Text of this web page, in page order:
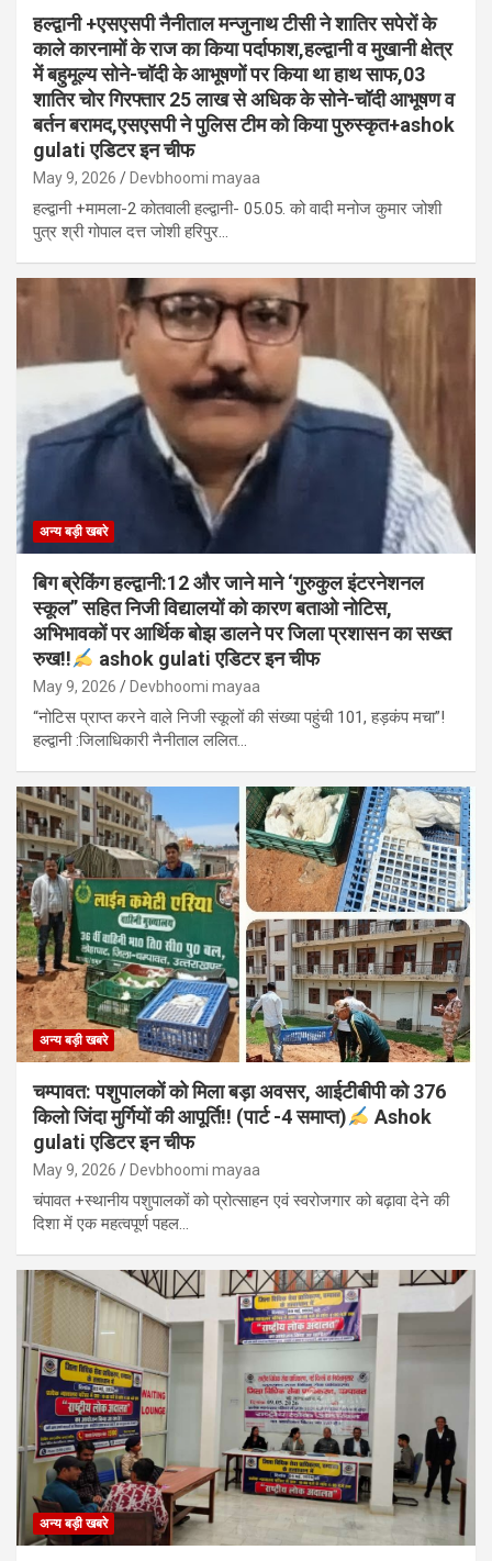
हल्द्वानी +एसएसपी नैनीताल मन्जुनाथ टीसी ने शातिर सपेरों के
काले कारनामों के राज का किया पर्दाफाश,हल्द्वानी व मुखानी क्षेत्र
में बहुमूल्य सोने-चॉदी के आभूषणों पर किया था हाथ साफ,03
शातिर चोर गिरफ्तार 25 लाख से अधिक के सोने-चॉदी आभूषण व
बर्तन बरामद,एसएसपी ने पुलिस टीम को किया पुरुस्कृत+ashok
gulati एडिटर इन चीफ
May 9, 2026 Devbhoomi mayaa
हल्द्वानी +मामला-2 कोतवाली हल्द्वानी- 05.05. को वादी मनोज कुमार जोशी
पुत्र श्री गोपाल दत्त जोशी हरिपुर…
अन्य बड़ी खबरे
बिग ब्रेकिंग हल्द्वानी:12 और जाने माने ‘गुरुकुल इंटरनेशनल
स्कूल” सहित निजी विद्यालयों को कारण बताओ नोटिस,
अभिभावकों पर आर्थिक बोझ डालने पर जिला प्रशासन का सख्त
रुख!!
ashok gulati एडिटर इन चीफ
May 9, 2026 Devbhoomi mayaa
“नोटिस प्राप्त करने वाले निजी स्कूलों की संख्या पहुंची 101, हड़कंप मचा”!
हल्द्वानी :जिलाधिकारी नैनीताल ललित…
अन्य बड़ी खबरे
चम्पावत: पशुपालकों को मिला बड़ा अवसर, आईटीबीपी को 376
किलो जिंदा मुर्गियों की आपूर्ति!! (पार्ट -4 समाप्त)
Ashok
gulati एडिटर इन चीफ
May 9, 2026 Devbhoomi mayaa
चंपावत +स्थानीय पशुपालकों को प्रोत्साहन एवं स्वरोजगार को बढ़ावा देने की
दिशा में एक महत्वपूर्ण पहल…
अन्य बड़ी खबरे